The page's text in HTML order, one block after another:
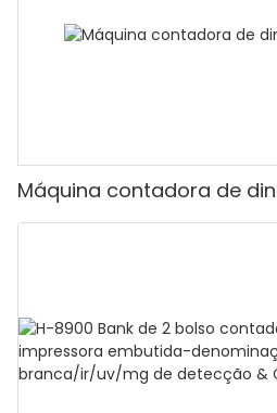
Máquina contadora de